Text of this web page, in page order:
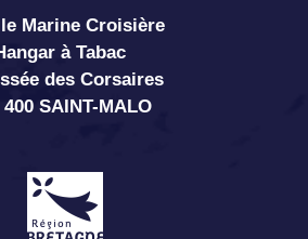
Marine Croisière
à Tabac
des Corsaires
400 SAINT-MALO